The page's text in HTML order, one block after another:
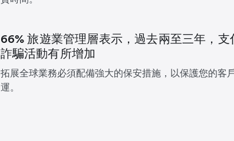
66% 旅遊業管理層表示，過去兩至三年，支
詐騙活動有所增加
拓展全球業務必須配備強大的保安措施，以保護您的客
運。